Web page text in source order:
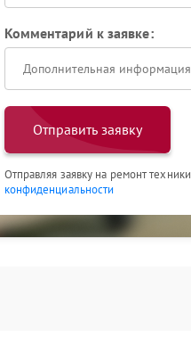
Комментарий к заявке:
Отправить заявку
Отправляя заявку на ремонт
конфиденциальности